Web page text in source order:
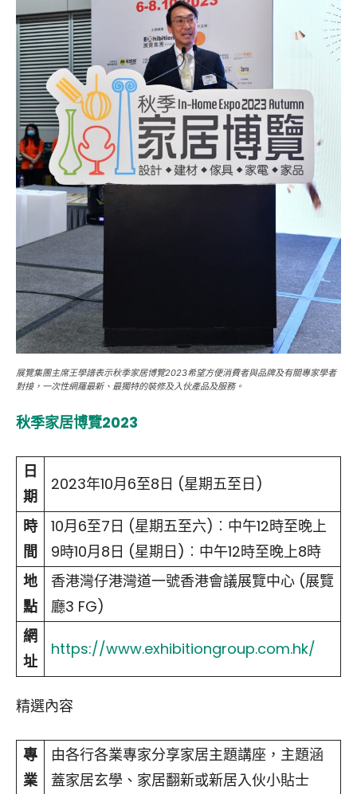
展覽集團主席王學譜表示秋季家居博覽2023希望方便消費者與品牌及有關專家學者
對接，一次性網羅最新、最獨特的裝修及入伙產品及服務。
秋季家居博覽2023
日
期
2023年10月6至8日 (星期五至日)
時
間
10月6至7日 (星期五至六)︰中午12時至晚上
9時10月8日 (星期日)︰中午12時至晚上8時
地
點
香港灣仔港灣道一號香港會議展覽中心 (展覽
廳3 FG)
網
址
https://www.exhibitiongroup.com.hk/
精選內容
專
業
由各行各業專家分享家居主題講座，主題涵
蓋家居玄學、家居翻新或新居入伙小貼士